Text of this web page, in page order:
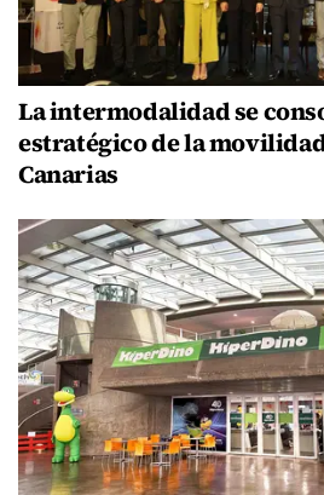
La intermodalidad se
estratégico de la
Canarias